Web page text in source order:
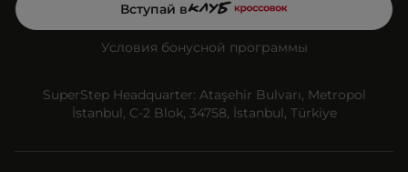
Вступай в
Условия бонусной программы
SuperStep Headquarter: Ataşehir Bulvarı, Metropol
İstanbul, C-2 Blok, 34758, İstanbul, Türkiye